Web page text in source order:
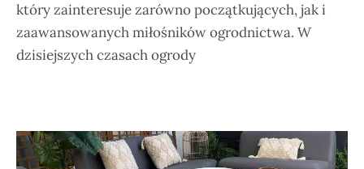
który zainteresuje zarówno początkujących, jak i
zaawansowanych miłośników ogrodnictwa. W
dzisiejszych czasach ogrody